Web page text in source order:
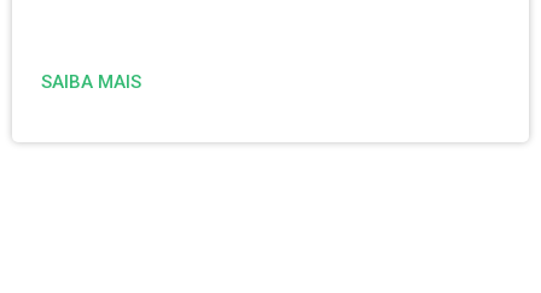
SAIBA MAIS